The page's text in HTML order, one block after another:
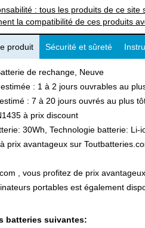
: tous les produits de ce
la compatibilité de ces produits
produit Sécurité et sûreté
de rechange, Neuve
: 1 à 2 jours ouvrables au
: 7 à 20 jours ouvrés au plus
à prix discount
30Wh, Technologie batterie: Li-
prix avantageux sur
, vous profitez de prix
portables est également
batteries suivantes: